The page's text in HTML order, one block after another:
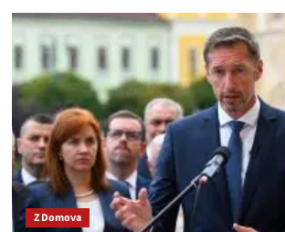
Slovensko
sa
nepridalo
Koalícii
ochotných,
médiá
bohapusto
klamú.
Z Domova